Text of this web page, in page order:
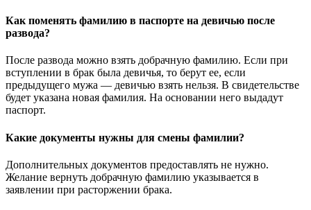
Как поменять фамилию в паспорте на девичью после
развода?
После развода можно взять добрачную фамилию. Если при
вступлении в брак была девичья, то берут ее, если
предыдущего мужа — девичью взять нельзя. В свидетельстве
будет указана новая фамилия. На основании него выдадут
паспорт.
Какие документы нужны для смены фамилии?
Дополнительных документов предоставлять не нужно.
Желание вернуть добрачную фамилию указывается в
заявлении при расторжении брака.